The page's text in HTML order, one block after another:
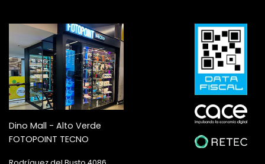
Dino Mall - Alto Verde
FOTOPOINT TECNO